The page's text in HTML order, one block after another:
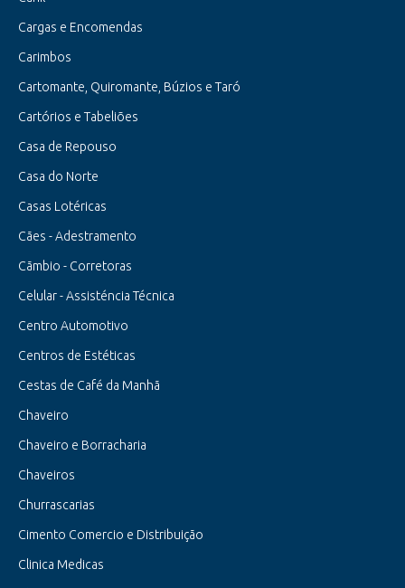
Cargas e Encomendas
Carimbos
Cartomante, Quiromante, Búzios e Taró
Cartórios e Tabeliões
Casa de Repouso
Casa do Norte
Casas Lotéricas
Cães - Adestramento
Cãmbio - Corretoras
Celular - Assisténcia Técnica
Centro Automotivo
Centros de Estéticas
Cestas de Café da Manhã
Chaveiro
Chaveiro e Borracharia
Chaveiros
Churrascarias
Cimento Comercio e Distribuição
Clinica Medicas